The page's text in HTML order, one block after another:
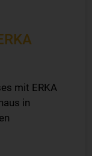
mit ERKA
in